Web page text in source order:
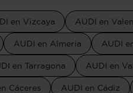
en Vizcaya AUDI en
AUDI en Almería AUDI
en Tarragona AUDI en
Cáceres AUDI en Cádiz